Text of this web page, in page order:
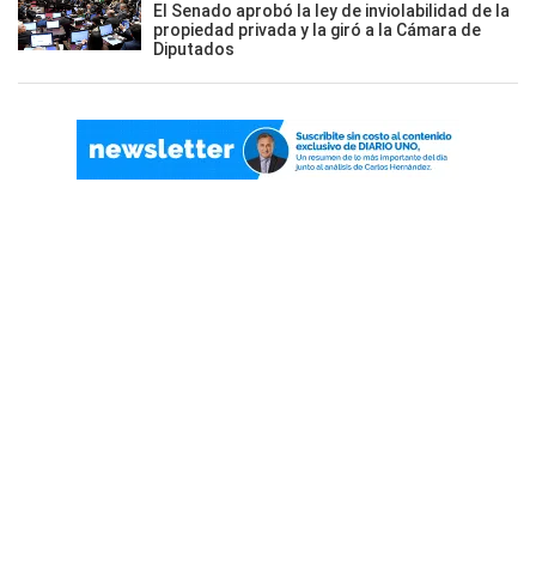
El Senado aprobó la ley de inviolabilidad de la
propiedad privada y la giró a la Cámara de
Diputados